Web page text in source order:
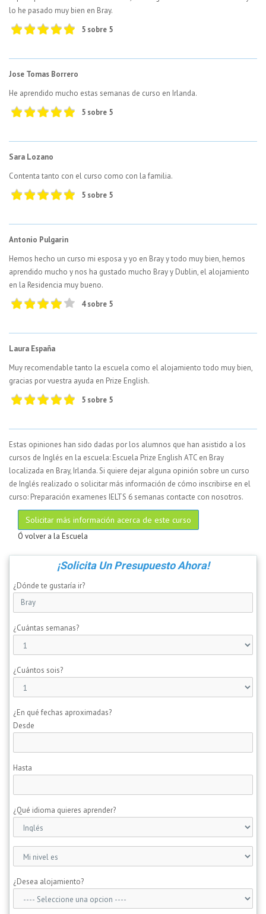
lo he pasado muy bien en Bray.
5 sobre 5
Jose Tomas Borrero
He aprendido mucho estas semanas de curso en Irlanda.
5 sobre 5
Sara Lozano
Contenta tanto con el curso como con la familia.
5 sobre 5
Antonio Pulgarin
Hemos hecho un curso mi esposa y yo en Bray y todo muy bien, hemos
aprendido mucho y nos ha gustado mucho Bray y Dublin, el alojamiento
en la Residencia muy bueno.
4 sobre 5
Laura España
Muy recomendable tanto la escuela como el alojamiento todo muy bien,
gracias por vuestra ayuda en Prize English.
5 sobre 5
Estas opiniones han sido dadas por los alumnos que han asistido a los
cursos de Inglés en la escuela: Escuela Prize English ATC en Bray
localizada en Bray, Irlanda. Si quiere dejar alguna opinión sobre un curso
de Inglés realizado o solicitar más información de cómo inscribirse en el
curso: Preparación examenes IELTS 6 semanas contacte con nosotros.
Solicitar más información acerca de este curso
Ó volver a la Escuela
¡Solicita Un Presupuesto Ahora!
¿Dónde te gustaría ir?
¿Cuántas semanas?
¿Cuántos sois?
¿En qué fechas aproximadas?
Desde
Hasta
¿Qué idioma quieres aprender?
¿Desea alojamiento?